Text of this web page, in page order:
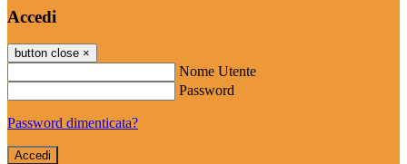
Accedi
button close ×
Nome Utente
Password
Password dimenticata?